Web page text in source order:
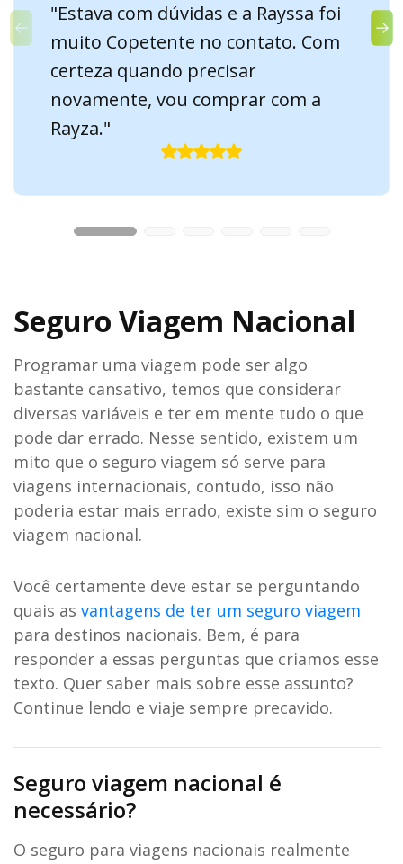
"Estava com dúvidas e a Rayssa foi
muito Copetente no contato. Com
certeza quando precisar
novamente, vou comprar com a
Rayza."
Seguro Viagem Nacional
Programar uma viagem pode ser algo
bastante cansativo, temos que considerar
diversas variáveis e ter em mente tudo o que
pode dar errado. Nesse sentido, existem um
mito que o seguro viagem só serve para
viagens internacionais, contudo, isso não
poderia estar mais errado, existe sim o seguro
viagem nacional.
Você certamente deve estar se perguntando
quais as vantagens de ter um seguro viagem
para destinos nacionais. Bem, é para
responder a essas perguntas que criamos esse
texto. Quer saber mais sobre esse assunto?
Continue lendo e viaje sempre precavido.
Seguro viagem nacional é
necessário?
O seguro para viagens nacionais realmente